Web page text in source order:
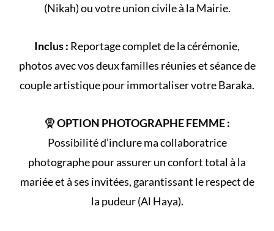
(Nikah) ou votreunion civileà la Mairie.
Inclus : Reportage complet de lacérémonie,
photos avec vos deux familles réunies et séance de
couple artistique pour immortaliser votre Baraka.
🧕OPTION PHOTOGRAPHE FEMME :
Possibilité d’inclure ma collaboratrice
photographe pour assurer un confort total à la
mariée et à ses invitées, garantissant le respect de
la pudeur (Al Haya).